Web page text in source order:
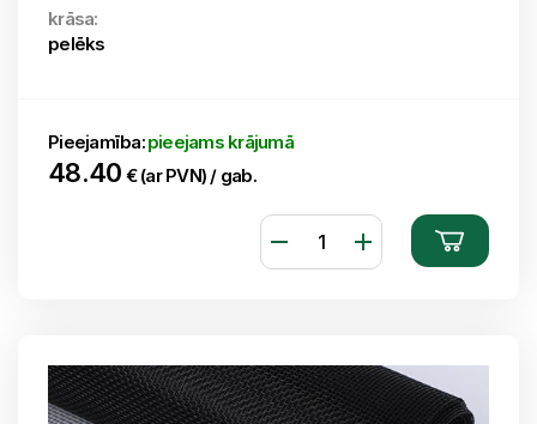
krāsa:
pelēks
Pieejamība:pieejams krājumā
48.40 € (ar PVN) / gab.